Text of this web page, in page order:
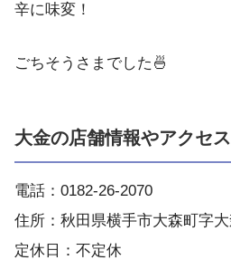
辛に味変！
ごちそうさまでした🍜
大金の店舗情報やアクセス
電話：0182-26-2070
住所：秋田県横手市大森町字
定休日：不定休